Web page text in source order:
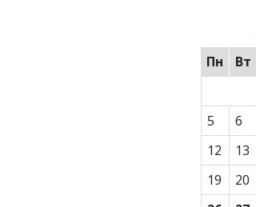
Пн
Вт
5
6
12
13
19
20